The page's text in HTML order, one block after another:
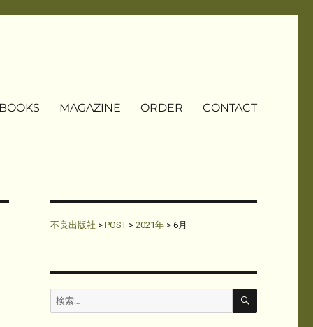
MAGAZINE ORDER CONTACT
不良出版社 > POST> 2021年> 6月
検
索:
検